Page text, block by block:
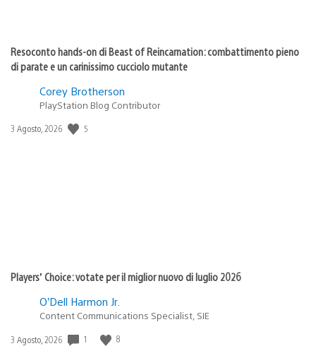
Resoconto hands-on di Beast of Reincarnation: combattimento pieno
di parate e un carinissimo cucciolo mutante
Corey Brotherson
PlayStation Blog Contributor
Data
3 Agosto, 2026 5
Players’ Choice: votate per il miglior nuovo di luglio 2026
O’Dell Harmon Jr.
Content Communications Specialist, SIE
Data
3 Agosto, 2026 1 8